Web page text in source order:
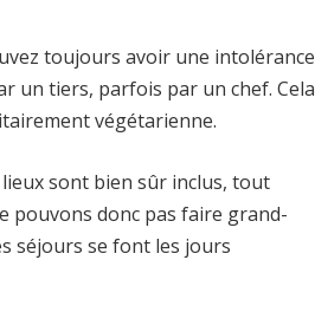
toujours avoir une intolérance
un tiers, parfois par un chef. Cela
végétarienne.
sont bien sûr inclus, tout
pouvons donc pas faire grand-
séjours se font les jours